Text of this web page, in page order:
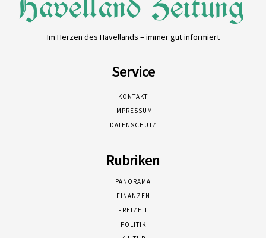
Im Herzen des Havellands – immer gut informiert
Service
KONTAKT
IMPRESSUM
DATENSCHUTZ
Rubriken
PANORAMA
FINANZEN
FREIZEIT
POLITIK